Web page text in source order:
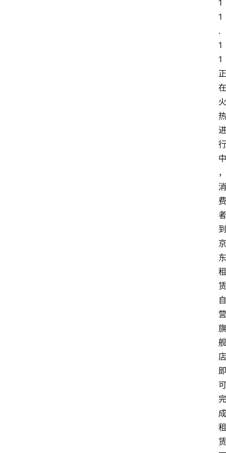
1
1
.
1
1
正
在
火
热
进
行
中
，
消
费
者
到
京
东
租
赁
自
营
旗
舰
店
即
可
完
成
租
赁